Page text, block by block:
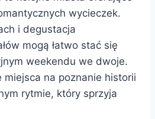
wycieczek.
i degustacja
mogą łatwo stać się
weekendu we dwoje.
miejsca na poznanie historii
rytmie, który sprzyja